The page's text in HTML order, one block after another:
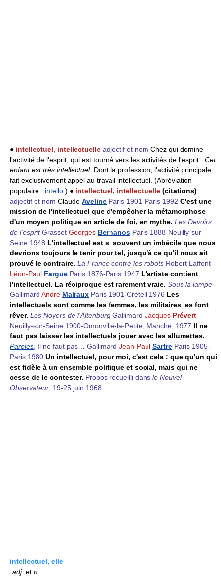
● intellectuel, intellectuelle adjectif et nom Chez qui domine
l'activité de l'esprit, qui est tourné vers les activités de l'esprit : Cet
enfant est très intellectuel. Dont la profession, l'activité principale
fait exclusivement appel au travail intellectuel. (Abréviation
populaire : intello .) ● intellectuel, intellectuelle (citations)
adjectif et nom Claude Aveline Paris 1901-Paris 1992 C'est une
mission de l'intellectuel que d'empêcher la métamorphose
d'un moyen politique en article de foi, en mythe. Les Devoirs
de l'espritGrasset Georges Bernanos Paris 1888-Neuilly-sur-
Seine 1948 L'intellectuel est si souvent un imbécile que nous
devrions toujours le tenir pour tel, jusqu'à ce qu'il nous ait
prouvé le contraire. La France contre les robots Robert Laffont
Léon-Paul Fargue Paris 1876-Paris 1947 L'artiste contient
l'intellectuel. La réciproque est rarement vraie. Sous la lampe
Gallimard André Malraux Paris 1901-Créteil 1976 Les
intellectuels sont comme les femmes, les militaires les font
rêver. Les Noyers de l'Altenburg Gallimard Jacques Prévert
Neuilly-sur-Seine 1900-Omonville-la-Petite, Manche, 1977 Il ne
faut pas laisser les intellectuels jouer avec les allumettes.
Paroles , Il ne faut pas… Gallimard Jean-Paul Sartre Paris 1905-
Paris 1980 Un intellectuel, pour moi, c'est cela : quelqu'un qui
est fidèle à un ensemble politique et social, mais qui ne
cesse de le contester. Propos recueilli dans le Nouvel
Observateur , 19-25 juin 1968
intellectuel, elle
adj. et n.